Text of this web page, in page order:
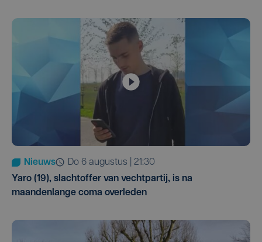
Nieuws
do 6 augustus | 21:30
Yaro (19), slachtoffer van vechtpartij, is na
maandenlange coma overleden